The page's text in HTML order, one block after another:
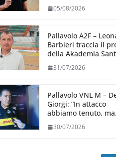
giorno”
05/08/2026
Pallavolo A2F –
Barbieri traccia il
della Akademia
31/07/2026
Pallavolo VNL M –
Giorgi: “In attacco
abbiamo tenuto, ma
dalla prestazione in
30/07/2026